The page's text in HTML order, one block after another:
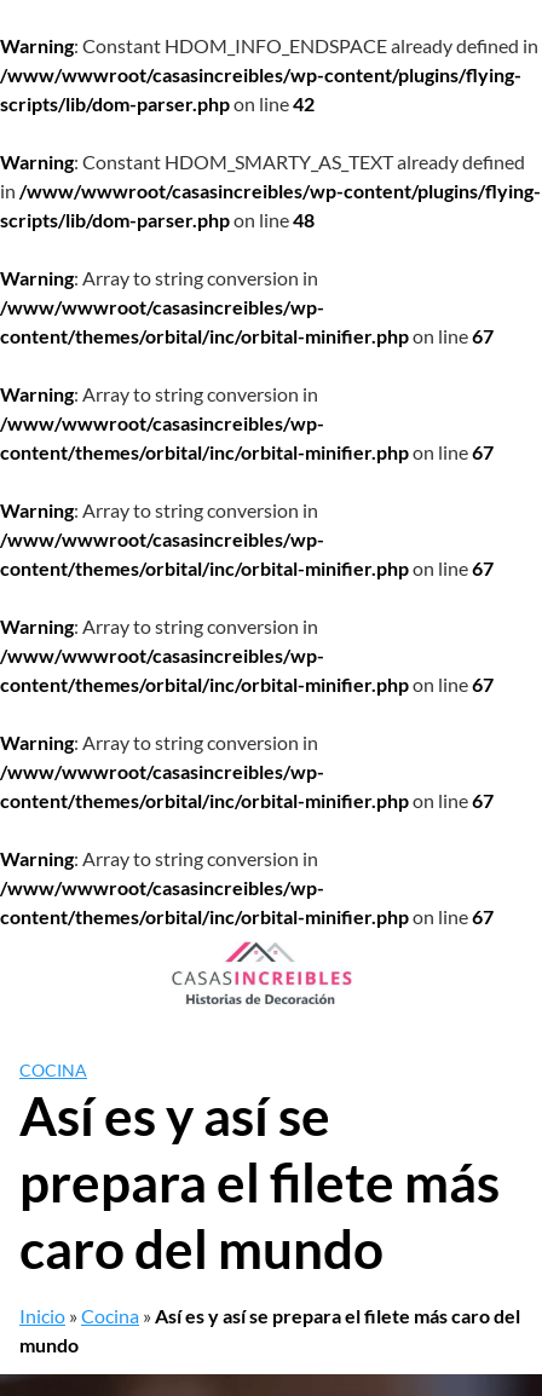
Warning: Constant HDOM_INFO_ENDSPACE already defined in
/www/wwwroot/casasincreibles/wp-content/plugins/flying-
scripts/lib/dom-parser.phpon line42
Warning: Constant HDOM_SMARTY_AS_TEXT already defined
in /www/wwwroot/casasincreibles/wp-content/plugins/flying-
scripts/lib/dom-parser.phpon line48
Warning: Array to string conversion in
/www/wwwroot/casasincreibles/wp-
content/themes/orbital/inc/orbital-minifier.phpon line67
Warning: Array to string conversion in
/www/wwwroot/casasincreibles/wp-
content/themes/orbital/inc/orbital-minifier.phpon line67
Warning: Array to string conversion in
/www/wwwroot/casasincreibles/wp-
content/themes/orbital/inc/orbital-minifier.phpon line67
Warning: Array to string conversion in
/www/wwwroot/casasincreibles/wp-
content/themes/orbital/inc/orbital-minifier.phpon line67
Warning: Array to string conversion in
/www/wwwroot/casasincreibles/wp-
content/themes/orbital/inc/orbital-minifier.phpon line67
Warning: Array to string conversion in
/www/wwwroot/casasincreibles/wp-
content/themes/orbital/inc/orbital-minifier.phpon line67
COCINA
Así es y así se
prepara el filete más
caro del mundo
Inicio »Cocina »Así es y así se prepara el filete más caro del
mundo